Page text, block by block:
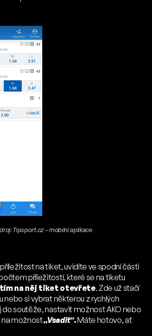
Tipsport.cz – mobilní aplikace
na tiket, uvidíte ve spodní části
příležitostí, které se na tiketu
na něj tiket otevřete. Zde už stačí
nebo si vybrat některou z rychlých
do soutěže, nastavit možnost AKO nebo
na možnost„Vsadit“.Máte hotovo, ať